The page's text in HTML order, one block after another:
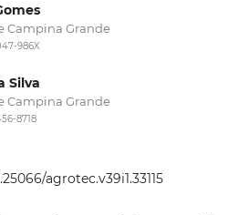
Campina Grande
986X
Silva
Campina Grande
8718
agrotec.v39i1.33115